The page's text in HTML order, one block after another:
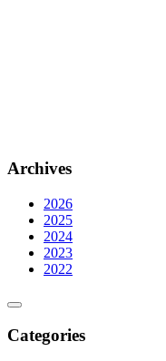
Archives
2026
2025
2024
2023
2022
Categories